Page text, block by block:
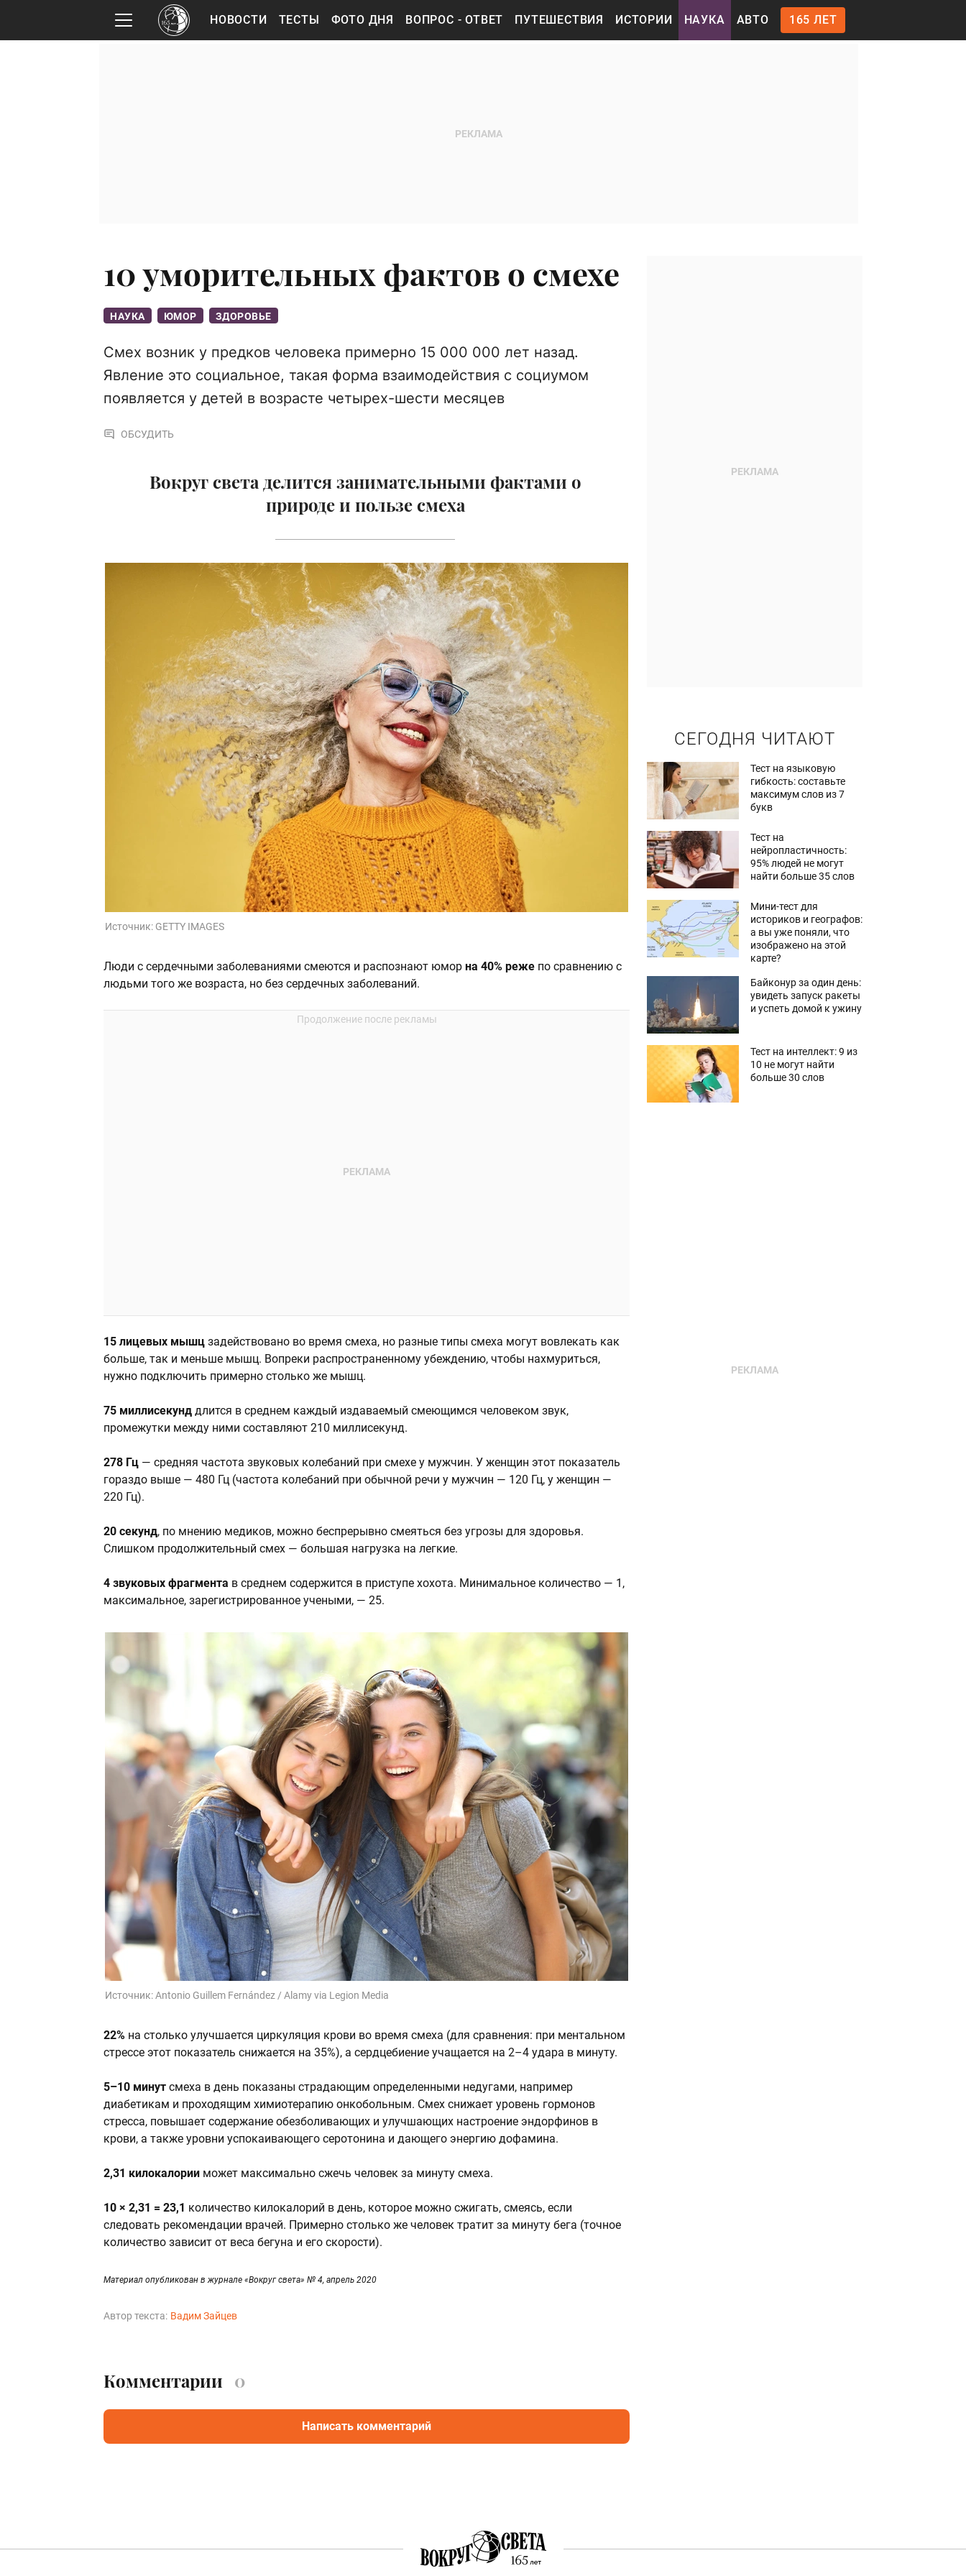
НОВОСТИ ТЕСТЫ ФОТО ДНЯ ВОПРОС - ОТВЕТ ПУТЕШЕСТВИЯ ИСТОРИИ НАУКА АВТО 165 ЛЕТ
10 уморительных фактов о смехе
НАУКА ЮМОР ЗДОРОВЬЕ
Смех возник у предков человека примерно 15 000 000 лет назад.
Явление это социальное, такая форма взаимодействия с социумом
появляется у детей в возрасте четырех-шести месяцев
ОБСУДИТЬ
Вокруг света делится занимательными фактами о
природе и пользе смеха
Источник: GETTY IMAGES
Люди с сердечными заболеваниями смеются и распознают юмор на 40% реже по сравнению с
людьми того же возраста, но без сердечных заболеваний.
15 лицевых мышц задействовано во время смеха, но разные типы смеха могут вовлекать как
больше, так и меньше мышц. Вопреки распространенному убеждению, чтобы нахмуриться,
нужно подключить примерно столько же мышц.
75 миллисекунд длится в среднем каждый издаваемый смеющимся человеком звук,
промежутки между ними составляют 210 миллисекунд.
278 Гц — средняя частота звуковых колебаний при смехе у мужчин. У женщин этот показатель
гораздо выше — 480 Гц (частота колебаний при обычной речи у мужчин — 120 Гц, у женщин —
220 Гц).
20 секунд, по мнению медиков, можно беспрерывно смеяться без угрозы для здоровья.
Слишком продолжительный смех — большая нагрузка на легкие.
4 звуковых фрагмента в среднем содержится в приступе хохота. Минимальное количество — 1,
максимальное, зарегистрированное учеными, — 25.
Источник:Antonio Guillem Fernández / Alamy via Legion Media
22% на столько улучшается циркуляция крови во время смеха (для сравнения: при ментальном
стрессе этот показатель снижается на 35%), а сердцебиение учащается на 2–4 удара в минуту.
5–10 минут смеха в день показаны страдающим определенными недугами, например
диабетикам и проходящим химиотерапию онкобольным. Смех снижает уровень гормонов
стресса, повышает содержание обезболивающих и улучшающих настроение эндорфинов в
крови, а также уровни успокаивающего серотонина и дающего энергию дофамина.
2,31 килокалории может максимально сжечь человек за минуту смеха.
10 × 2,31 = 23,1 количество килокалорий в день, которое можно сжигать, смеясь, если
следовать рекомендации врачей. Примерно столько же человек тратит за минуту бега (точное
количество зависит от веса бегуна и его скорости).
Материал опубликован в журнале «Вокруг света» № 4, апрель 2020
Автор текста: Вадим Зайцев
СЕГОДНЯ ЧИТАЮТ
Тест на языковую
гибкость: составьте
максимум слов из 7
букв
Тест на
нейропластичность:
95% людей не могут
найти больше 35 слов
Мини-тест для
историков и географов:
а вы уже поняли, что
изображено на этой
карте?
Байконур за один день:
увидеть запуск ракеты
и успеть домой к ужину
Тест на интеллект: 9 из
10 не могут найти
больше 30 слов
Комментарии 0
Написать комментарий